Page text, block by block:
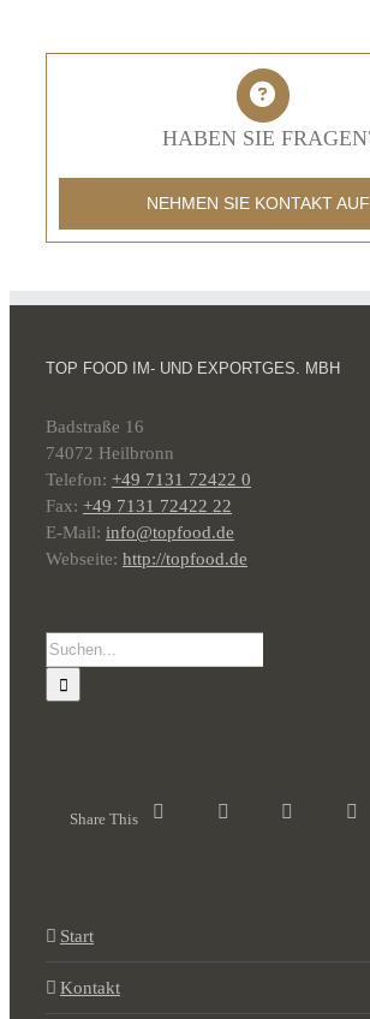
HABEN SIE
NEHMEN SIE KONTAKT AUF
TOP FOOD IM- UND EXPORTGES. MBH
Badstraße 16
74072 Heilbronn
Telefon: +49 7131 72422 0
Fax: +49 7131 72422 22
E-Mail: info@topfood.de
Webseite: http://topfood.de
Suche
nach:
Share This
Start
Kontakt